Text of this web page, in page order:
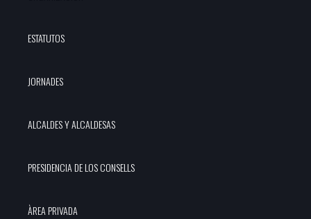
ESTATUTOS
JORNADES
ALCALDES Y ALCALDESAS
PRESIDENCIA DE LOS CONSELLS
ÀREA PRIVADA